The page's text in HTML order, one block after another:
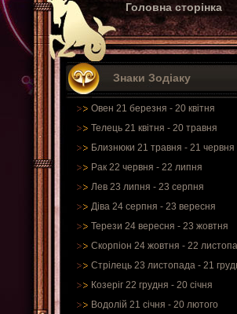
Головна сторінка
Знаки Зодіаку
Овен 21 березня - 20 квітня
Телець 21 квітня - 20 травня
Близнюки 21 травня - 21 червня
Рак 22 червня - 22 липня
Лев 23 липня - 23 серпня
Діва 24 серпня - 23 вересня
Терези 24 вересня - 23 жовтня
Скорпіон 24 жовтня - 22
Стрілець 23 листопада - 21
Козеріг 22 грудня - 20 січня
Водолій 21 січня - 20 лютого